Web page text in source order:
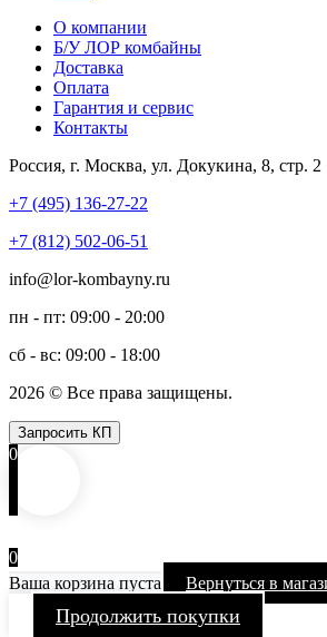
О компании
Б/У ЛОР комбайны
Доставка
Оплата
Гарантия и сервис
Контакты
Россия, г. Москва, ул. Докукина, 8, стр. 2
+7 (495) 136-27-22
+7 (812) 502-06-51
info@lor-kombayny.ru
пн - пт: 09:00 - 20:00
сб - вс: 09:00 - 18:00
2026 © Все права защищены.
Запросить КП
0
0
Ваша корзина пуста
Вернуться в
Продолжить покупки